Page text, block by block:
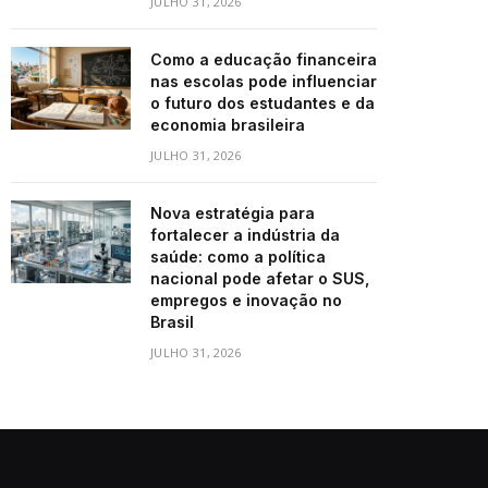
Como a educação financeira
nas escolas pode influenciar
o futuro dos estudantes e da
economia brasileira
JULHO 31, 2026
Nova estratégia para
fortalecer a indústria da
saúde: como a política
nacional pode afetar o SUS,
empregos e inovação no
Brasil
JULHO 31, 2026